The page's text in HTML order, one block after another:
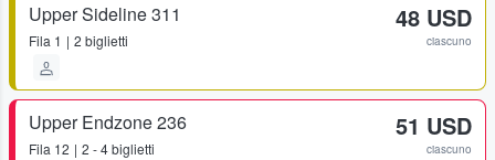
Upper Sideline 311
Fila 1 2 biglietti
48 USD
ciascuno
Upper Endzone 236
Fila 12 2 - 4 biglietti
51 USD
ciascuno